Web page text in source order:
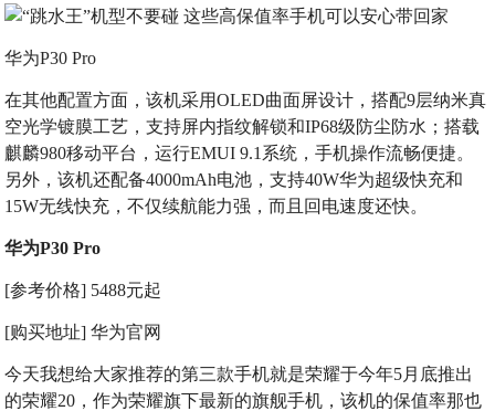
华为P30 Pro
在其他配置方面，该机采用OLED曲面屏设计，搭配9层纳米真
空光学镀膜工艺，支持屏内指纹解锁和IP68级防尘防水；搭载
麒麟980移动平台，运行EMUI 9.1系统，手机操作流畅便捷。
另外，该机还配备4000mAh电池，支持40W华为超级快充和
15W无线快充，不仅续航能力强，而且回电速度还快。
华为P30 Pro
[参考价格] 5488元起
[购买地址] 华为官网
今天我想给大家推荐的第三款手机就是荣耀于今年5月底推出
的荣耀20，作为荣耀旗下最新的旗舰手机，该机的保值率那也